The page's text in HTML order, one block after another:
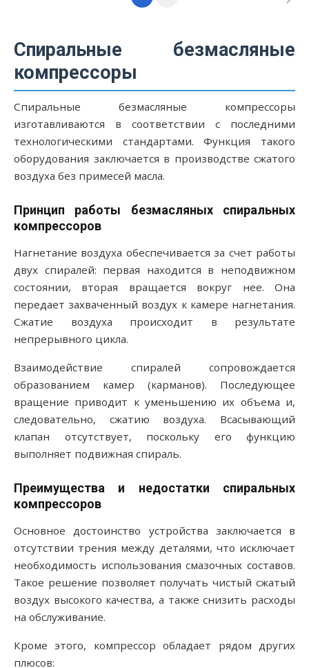
Спиральные безмасляные
компрессоры
Спиральные безмасляные компрессоры
изготавливаются в соответствии с последними
технологическими стандартами. Функция такого
оборудования заключается в производстве сжатого
воздуха без примесей масла.
Принцип работы безмасляных спиральных
компрессоров
Нагнетание воздуха обеспечивается за счет работы
двух спиралей: первая находится в неподвижном
состоянии, вторая вращается вокруг нее. Она
передает захваченный воздух к камере нагнетания.
Сжатие воздуха происходит в результате
непрерывного цикла.
Взаимодействие спиралей сопровождается
образованием камер (карманов). Последующее
вращение приводит к уменьшению их объема и,
следовательно, сжатию воздуха. Всасывающий
клапан отсутствует, поскольку его функцию
выполняет подвижная спираль.
Преимущества и недостатки спиральных
компрессоров
Основное достоинство устройства заключается в
отсутствии трения между деталями, что исключает
необходимость использования смазочных составов.
Такое решение позволяет получать чистый сжатый
воздух высокого качества, а также снизить расходы
на обслуживание.
Кроме этого, компрессор обладает рядом других
плюсов: